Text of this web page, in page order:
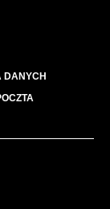
DANYCH